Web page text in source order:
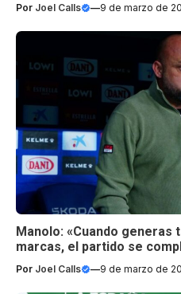
Por Joel Calls —9 de marzo de
Manolo: «Cuando generas
marcas, el partido se
Por Joel Calls —9 de marzo de